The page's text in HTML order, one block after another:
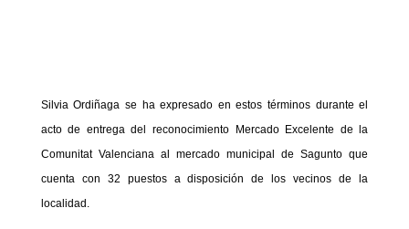
Silvia Ordiñaga se ha expresado en estos términos durante el
acto de entrega del reconocimiento Mercado Excelente de la
Comunitat Valenciana al mercado municipal de Sagunto que
cuenta con 32 puestos a disposición de los vecinos de la
localidad.